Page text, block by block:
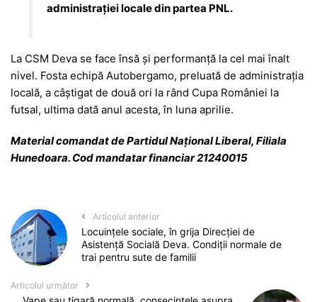
administrației locale din partea PNL.
La CSM Deva se face însă și performanță la cel mai înalt
nivel. Fosta echipă Autobergamo, preluată de administrația
locală, a câștigat de două ori la rând Cupa României la
futsal, ultima dată anul acesta, în luna aprilie.
Material comandat de Partidul Național Liberal, Filiala
Hunedoara. Cod mandatar financiar 21240015
Articolul anterior
Locuințele sociale, în grija Direcției de
Asistență Socială Deva. Condiții normale de
trai pentru sute de familii
Articolul următor